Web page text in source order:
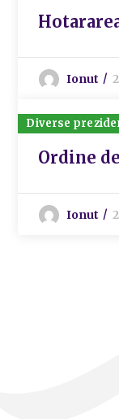
Ionut
Diverse
Ordine
Ionut